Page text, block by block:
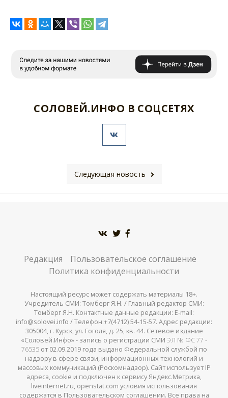
СОЛОВЕЙ.ИНФО В СОЦСЕТЯХ
Следующая новость
Редакция
Пользовательское соглашение
Политика конфиденциальности
Настоящий ресурс может содержать материалы 18+.
Учредитель СМИ: Томберг Я.Н. / Главный редактор СМИ:
Томберг Я.Н. Контактные данные редакции: E-mail:
info@solovei.info / Телефон:+7(4712) 54-15-57. Адрес редакции:
305004, г. Курск, ул. Гоголя, д. 25, кв. 44. Сетевое издание
«Соловей.Инфо» - запись о регистрации СМИ ЭЛ № ФС 77 -
76535от 02.09.2019 года выдано Федеральной службой по
надзору в сфере связи, информационных технологий и
массовых коммуникаций (Роскомнадзор). Сайт использует IP
адреса, cookie и подключен к сервису Яндекс.Метрика,
liveinternet.ru, openstat.com условия использования
содержатся в Пользовательском соглашении. Все права на